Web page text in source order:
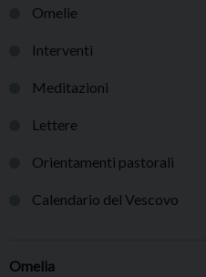
Omelie
Interventi
Meditazioni
Lettere
Orientamenti pastorali
Calendario del Vescovo
Omelia